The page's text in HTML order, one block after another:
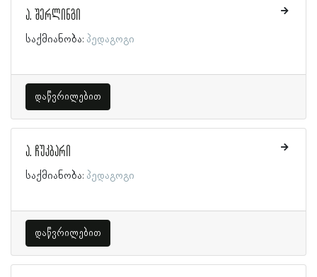
ა. შერლინგი
საქმიანობა: პედაგოგი
დაწვრილებით
ა. ჩუკბარი
საქმიანობა: პედაგოგი
დაწვრილებით